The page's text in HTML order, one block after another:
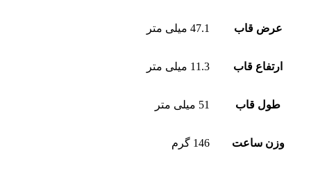
عرض قاب 47.1 میلی متر
ارتفاع قاب 11.3 میلی متر
طول قاب 51 میلی متر
وزن ساعت 146 گرم